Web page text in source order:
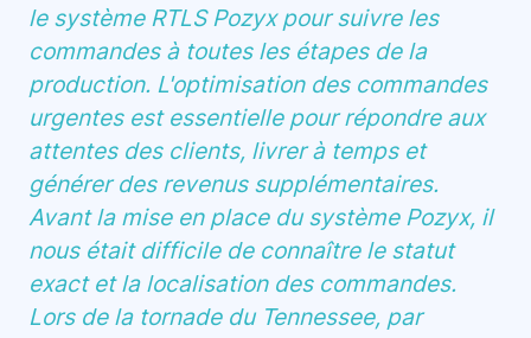
le système RTLS Pozyx pour suivre les
commandes à toutes les étapes de la
production. L'optimisation des commandes
urgentes est essentielle pour répondre aux
attentes des clients, livrer à temps et
générer des revenus supplémentaires.
Avant la mise en place du système Pozyx, il
nous était difficile de connaître le statut
exact et la localisation des commandes.
Lors de la tornade du Tennessee, par